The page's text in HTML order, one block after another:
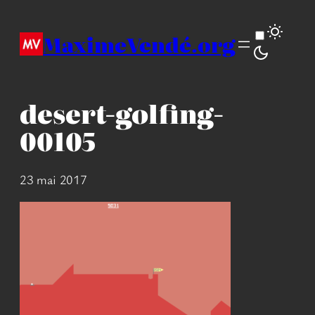
contenuMaximeVendé.org
desert-golfing-
00105
23 mai 2017